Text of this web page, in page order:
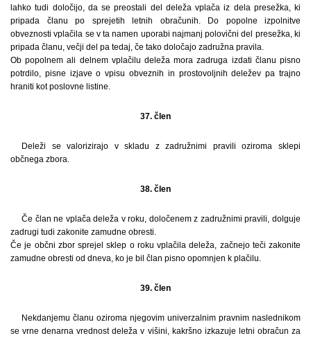
lahko tudi določijo, da se preostali del deleža vplača iz dela presežka, ki
pripada članu po sprejetih letnih obračunih. Do popolne izpolnitve
obveznosti vplačila se v ta namen uporabi najmanj polovični del presežka, ki
pripada članu, večji del pa tedaj, če tako določajo zadružna pravila.
Ob popolnem ali delnem vplačilu deleža mora zadruga izdati članu pisno
potrdilo, pisne izjave o vpisu obveznih in prostovoljnih deležev pa trajno
hraniti kot poslovne listine.
37. člen
Deleži se valorizirajo v skladu z zadružnimi pravili oziroma sklepi
občnega zbora.
38. člen
Če član ne vplača deleža v roku, določenem z zadružnimi pravili, dolguje
zadrugi tudi zakonite zamudne obresti.
Če je občni zbor sprejel sklep o roku vplačila deleža, začnejo teči zakonite
zamudne obresti od dneva, ko je bil član pisno opomnjen k plačilu.
39. člen
Nekdanjemu članu oziroma njegovim univerzalnim pravnim naslednikom
se vrne denarna vrednost deleža v višini, kakršno izkazuje letni obračun za